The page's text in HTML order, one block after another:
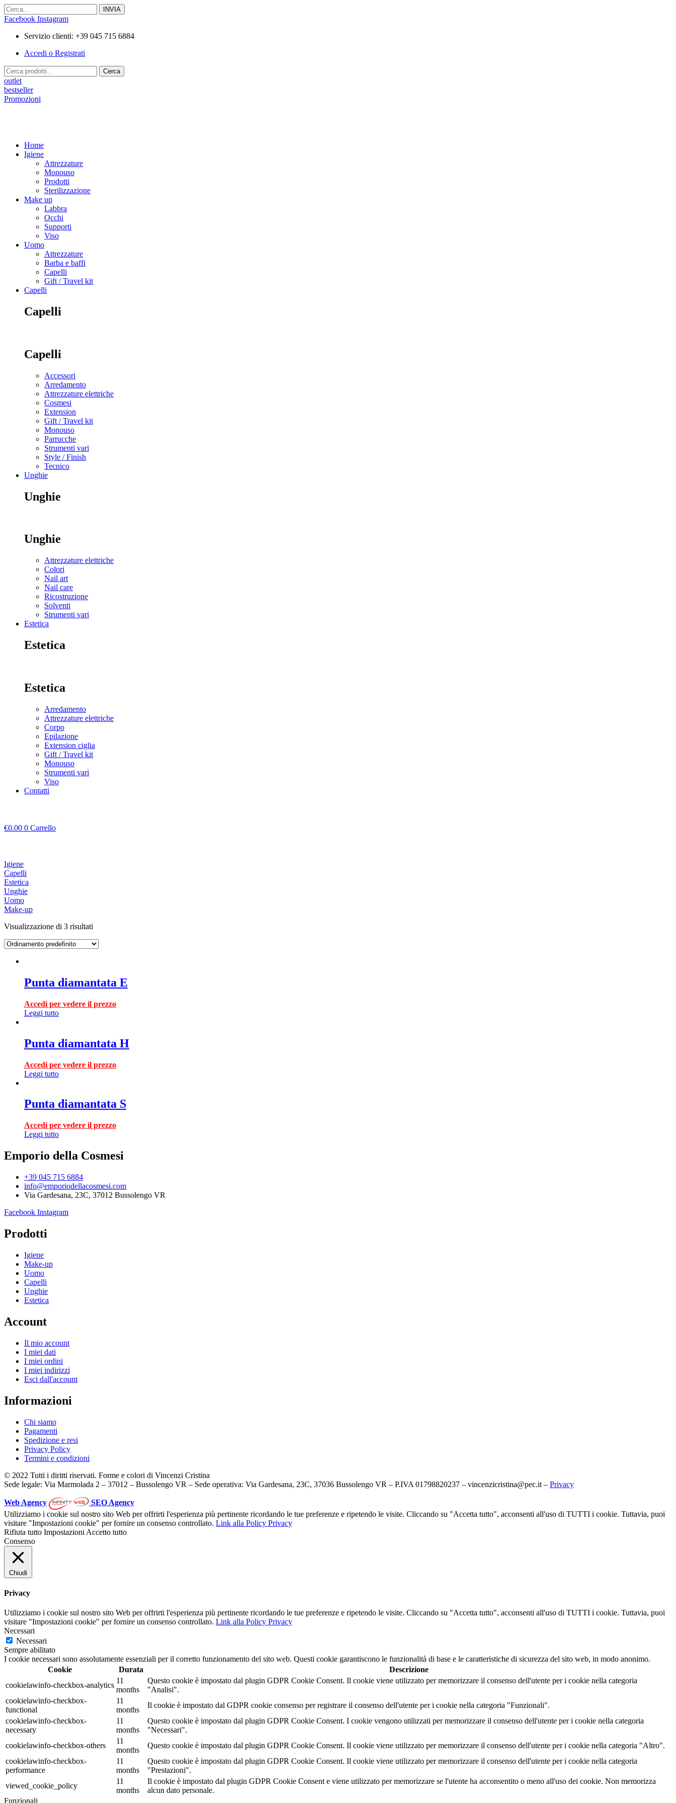
Vai
al
Facebook Instagram
Servizio clienti: +39 045 715 6884
Accedi o Registrati
Cerca:
Cerca
outlet
bestseller
Promozioni
Home
Igiene
Attrezzature
Monouso
Prodotti
Sterilizzazione
Make up
Labbra
Occhi
Supporti
Viso
Uomo
Attrezzature
Barba e baffi
Capelli
Gift / Travel kit
Capelli
Capelli
Capelli
Accessori
Arredamento
Attrezzature elettriche
Cosmesi
Extension
Gift / Travel kit
Monouso
Parrucche
Strumenti vari
Style / Finish
Tecnico
Unghie
Unghie
Unghie
Attrezzature elettriche
Colori
Nail art
Nail care
Ricostruzione
Solventi
Strumenti vari
Estetica
Estetica
Estetica
Arredamento
Attrezzature elettriche
Corpo
Epilazione
Extension ciglia
Gift / Travel kit
Monouso
Strumenti vari
Viso
Contatti
€0.00 0 Carrello
Igiene
Capelli
Estetica
Unghie
Uomo
Make-up
Visualizzazione di 3 risultati
Punta diamantata E
Accedi per vedere il prezzo
Leggi tutto
Punta diamantata H
Accedi per vedere il prezzo
Leggi tutto
Punta diamantata S
Accedi per vedere il prezzo
Leggi tutto
Emporio della Cosmesi
+39 045 715 6884
info@emporiodellacosmesi.com
Via Gardesana, 23C, 37012 Bussolengo VR
Facebook Instagram
Prodotti
Igiene
Make-up
Uomo
Capelli
Unghie
Estetica
Account
Il mio account
I miei dati
I miei ordini
I miei indirizzi
Esci dall'account
Informazioni
Chi siamo
Pagamenti
Spedizione e resi
Privacy Policy
Termini e condizioni
© 2022 Tutti i diritti riservati. Forme e colori di Vincenzi Cristina
Sede legale: Via Marmolada 2 – 37012 – Bussolengo VR – Sede operativa: Via Gardesana, 23C, 37036 Bussolengo VR – P.IVA 01798820237 – vincenzicristina@pec.it – Privacy
Web Agency
SEO Agency
Utilizziamo i cookie sul nostro sito Web per offrirti l'esperienza più pertinente ricordando le tue preferenze e ripetendo le visite. Cliccando su "Accetta tutto", acconsenti all'uso di TUTTI i cookie. Tuttavia, puoi
visitare "Impostazioni cookie" per fornire un consenso controllato. Link alla Policy Privacy
Rifiuta tutto Impostazioni Accetto tutto
Consenso
Chiudi
Privacy
Utilizziamo i cookie sul nostro sito Web per offrirti l'esperienza più pertinente ricordando le tue preferenze e ripetendo le visite. Cliccando su "Accetta tutto", acconsenti all'uso di TUTTI i cookie. Tuttavia, puoi
visitare "Impostazioni cookie" per fornire un consenso controllato. Link alla Policy Privacy
Necessari
Necessari
Sempre abilitato
I cookie necessari sono assolutamente essenziali per il corretto funzionamento del sito web. Questi cookie garantiscono le funzionalità di base e le caratteristiche di sicurezza del sito web, in modo anonimo.
Cookie
Durata
Descrizione
cookielawinfo-checkbox-analytics
11
months
Questo cookie è impostato dal plugin GDPR Cookie Consent. Il cookie viene utilizzato per memorizzare il consenso dell'utente per i cookie nella categoria
"Analisi".
cookielawinfo-checkbox-
functional
11
months
Il cookie è impostato dal GDPR cookie consenso per registrare il consenso dell'utente per i cookie nella categoria "Funzionali".
cookielawinfo-checkbox-
necessary
11
months
Questo cookie è impostato dal plugin GDPR Cookie Consent. I cookie vengono utilizzati per memorizzare il consenso dell'utente per i cookie nella categoria
"Necessari".
cookielawinfo-checkbox-others
11
months
Questo cookie è impostato dal plugin GDPR Cookie Consent. Il cookie viene utilizzato per memorizzare il consenso dell'utente per i cookie nella categoria "Altro".
cookielawinfo-checkbox-
performance
11
months
Questo cookie è impostato dal plugin GDPR Cookie Consent. Il cookie viene utilizzato per memorizzare il consenso dell'utente per i cookie nella categoria
"Prestazioni".
viewed_cookie_policy
11
months
Il cookie è impostato dal plugin GDPR Cookie Consent e viene utilizzato per memorizzare se l'utente ha acconsentito o meno all'uso dei cookie. Non memorizza
alcun dato personale.
Funzionali